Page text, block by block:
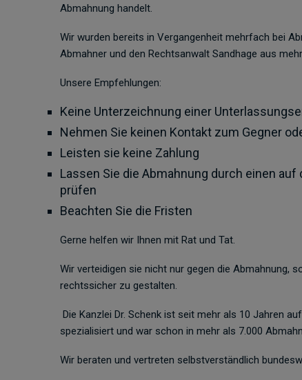
Abmahnung handelt.
Wir wurden bereits in Vergangenheit mehrfach bei
Abmahner und den Rechtsanwalt Sandhage aus
Unsere Empfehlungen:
Keine Unterzeichnung einer
Nehmen Sie keinen Kontakt zum Gegner
Leisten sie keine Zahlung
Lassen Sie die Abmahnung durch einen
prüfen
Beachten Sie die Fristen
Gerne helfen wir Ihnen mit Rat und Tat.
Wir verteidigen sie nicht nur gegen die Abmahnung,
rechtssicher zu gestalten.
Die Kanzlei Dr. Schenk ist seit mehr als 10 Jahren
spezialisiert und war schon in mehr als 7.000
Wir beraten und vertreten selbstverständlich